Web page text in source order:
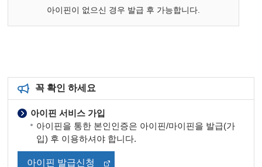
아이핀이 없으신 경우 발급 후 가능합니다.
꼭 확인 하세요
아이핀 서비스 가입
아이핀을 통한 본인인증은 아이핀/마이핀을 발급(가
입) 후 이용하셔야 합니다.
아이핀 발급신청